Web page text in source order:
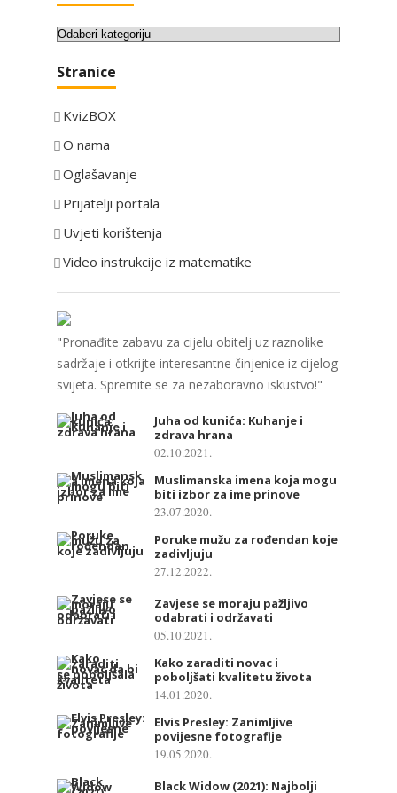
K
t
g
o
i
j
Stranice
KvizBOX
O nama
Oglašavanje
Prijatelji portala
Uvjeti korištenja
Video instrukcije iz matematike
"Pronađite zabavu za cijelu obitelj uz raznolike
sadržaje i otkrijte interesantne činjenice iz cijelog
svijeta. Spremite se za nezaboravno iskustvo!"
Juha od kunića: Kuhanje i
zdrava hrana
02.10.2021.
Muslimanska imena koja mogu
biti izbor za ime prinove
23.07.2020.
Poruke mužu za rođendan koje
zadivljuju
27.12.2022.
Zavjese se moraju pažljivo
odabrati i održavati
05.10.2021.
Kako zaraditi novac i
poboljšati kvalitetu života
14.01.2020.
Elvis Presley: Zanimljive
povijesne fotografije
19.05.2020.
Black Widow (2021): Najbolji